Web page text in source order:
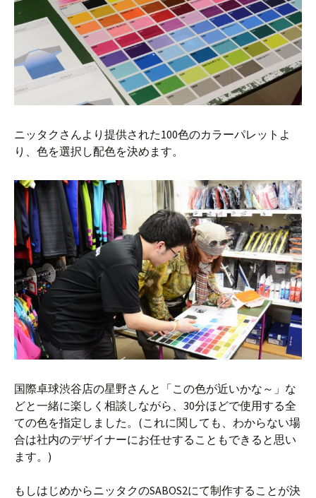
ニッタクさんより提供された100色のカラーパレットよ
り、色を選択し配色を決めます。
国際卓球渋谷店の星野さんと「この色が近いかな～」な
どと一緒に楽しく相談しながら、30分ほどで使用する全
ての色を指定しました。(これに関しても、わからない場
合は社内のデザイナーにお任せすることもできると思い
ます。)
もしはじめからニッタクのSABOS2にて制作することが決